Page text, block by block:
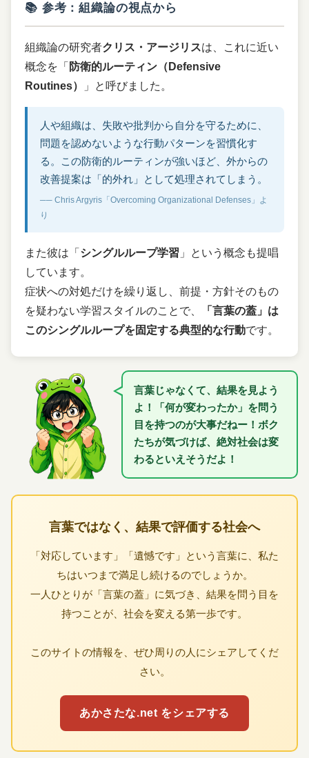
📚 参考：組織論の視点から
組織論の研究者クリス・アージリスは、これに近い
概念を「 防衛的ルーティン（Defensive
Routines）
」と呼びました。
人や組織は、失敗や批判から自分を守るために、
問題を認めないような行動パターンを習慣化す
る。この防衛的ルーティンが強いほど、外からの
改善提案は「的外れ」として処理されてしまう。
── Chris Argyris「Overcoming Organizational Defenses」よ
り
また彼は「 シングルループ学習 」という概念も提唱
しています。
症状への対処だけを繰り返し、前提・方針そのもの
を疑わない学習スタイルのことで、
「言葉の蓋」は
このシングルループを固定する典型的な行動です。
言葉じゃなくて、結果を見よう
よ！「何が変わったか」を問う
目を持つのが大事だねー！ボク
たちが気づけば、絶対社会は変
わるといえそうだよ！
言葉ではなく、結果で評価する社会へ
「対応しています」「遺憾です」という言葉に、私た
ちはいつまで満足し続けるのでしょうか。
一人ひとりが「言葉の蓋」に気づき、結果を問う目を
持つことが、社会を変える第一歩です。
このサイトの情報を、ぜひ周りの人にシェアしてくだ
さい。
あかさたな.net をシェアする